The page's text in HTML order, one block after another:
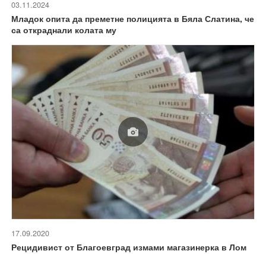
03.11.2024
Младок опита да преметне полицията в Бяла Слатина, че
са откраднали колата му
17.09.2020
Рецидивист от Благоевград измами магазинерка в Лом